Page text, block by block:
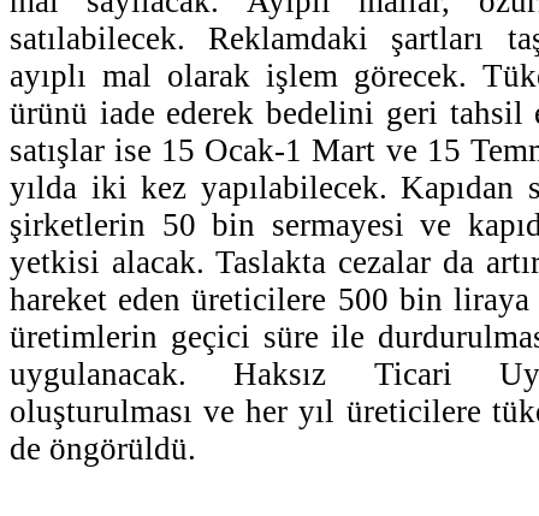
satılabilecek. Reklamdaki şartları
ayıplı mal olarak işlem görecek.
ürünü iade ederek bedelini geri
satışlar ise 15 Ocak-1 Mart ve 15
yılda iki kez yapılabilecek. Kapıdan
şirketlerin 50 bin sermayesi ve
yetkisi alacak. Taslakta cezalar da
hareket eden üreticilere 500 bin liraya
üretimlerin geçici süre ile
uygulanacak. Haksız Ticari
oluşturulması ve her yıl üreticilere
de öngörüldü.